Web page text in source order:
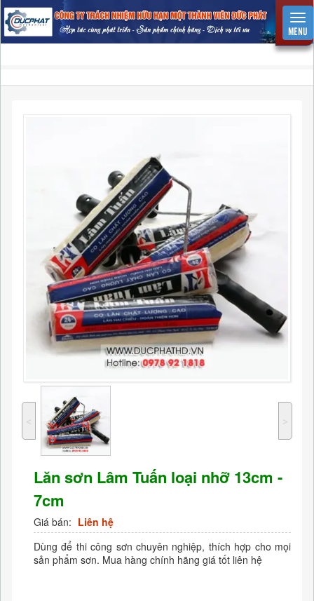
˂ ˃
Lăn sơn Lâm Tuấn loại nhỡ 13cm -
7cm
Giá bán: Liên hệ
Dùng để thi công sơn chuyên nghiệp, thích hợp cho mọi
sản phẩm sơn. Mua hàng chính hãng giá tốt liên hệ